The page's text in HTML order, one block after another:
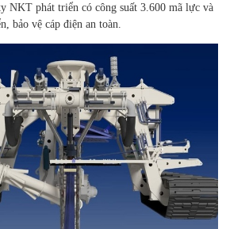
NKT phát triển có công suất 3.600 mã lực và
bảo vệ cáp điện an toàn.